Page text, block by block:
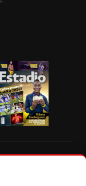
Vistazo.com.